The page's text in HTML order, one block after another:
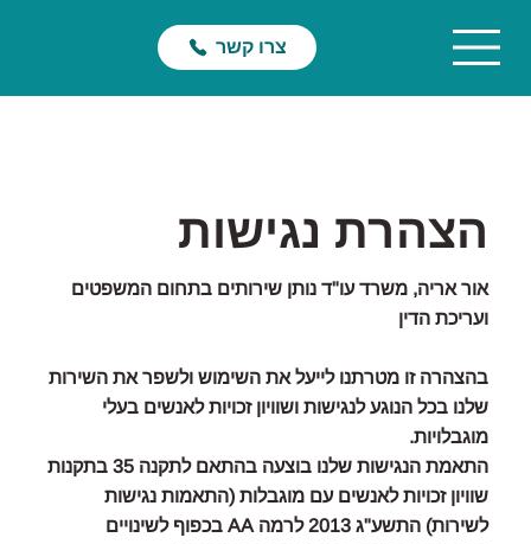
צרו קשר
הצהרת נגישות
אור אריה, משרד עו"ד נותן שירותים בתחום המשפטים
ועריכת הדין
בהצהרה זו מטרתנו לייעל את השימוש ולשפר את השירות
שלנו בכל הנוגע לנגישות ושוויון זכויות לאנשים בעלי
מוגבלויות.
התאמת הנגישות שלנו בוצעה בהתאם לתקנה 35 בתקנות
שוויון זכויות לאנשים עם מוגבלות (התאמות נגישות
לשירות) התשע"ג 2013 לרמה AA בכפוף לשינויים